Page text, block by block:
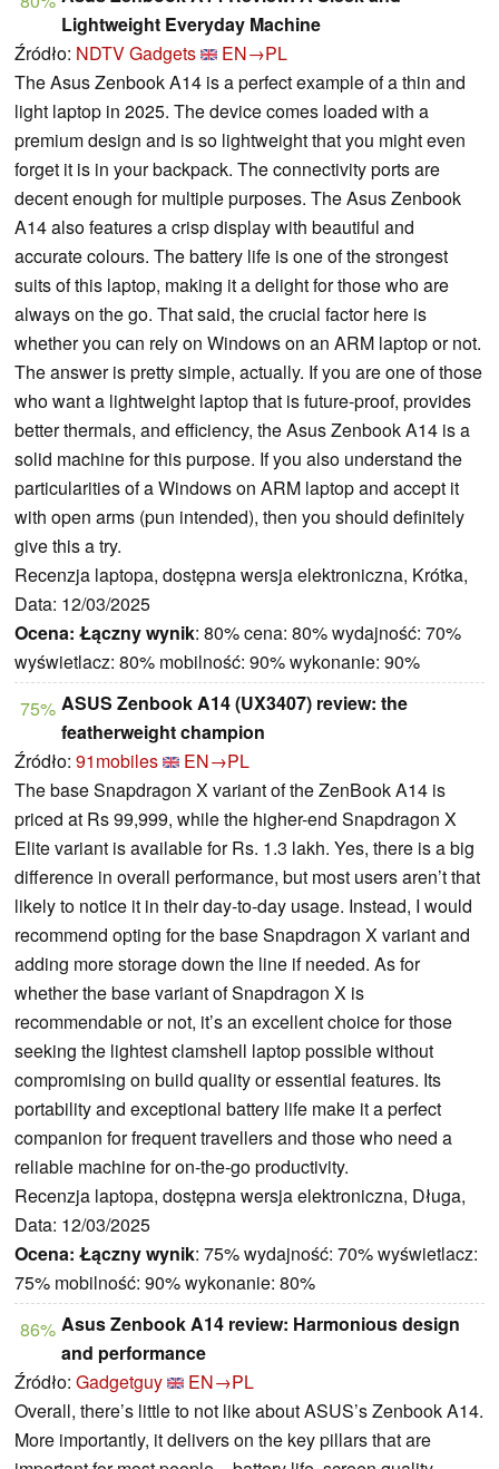
Lightweight Everyday Machine
Źródło: NDTV Gadgets
EN→PL
The Asus Zenbook A14 is a perfect example of a thin and
light laptop in 2025. The device comes loaded with a
premium design and is so lightweight that you might even
forget it is in your backpack. The connectivity ports are
decent enough for multiple purposes. The Asus Zenbook
A14 also features a crisp display with beautiful and
accurate colours. The battery life is one of the strongest
suits of this laptop, making it a delight for those who are
always on the go. That said, the crucial factor here is
whether you can rely on Windows on an ARM laptop or not.
The answer is pretty simple, actually. If you are one of those
who want a lightweight laptop that is future-proof, provides
better thermals, and efficiency, the Asus Zenbook A14 is a
solid machine for this purpose. If you also understand the
particularities of a Windows on ARM laptop and accept it
with open arms (pun intended), then you should definitely
give this a try.
Recenzja laptopa, dostępna wersja elektroniczna, Krótka,
Data: 12/03/2025
Ocena: Łączny wynik: 80% cena: 80% wydajność: 70%
wyświetlacz: 80% mobilność: 90% wykonanie: 90%
75% ASUS Zenbook A14 (UX3407) review: the
featherweight champion
Źródło: 91mobiles
EN→PL
The base Snapdragon X variant of the ZenBook A14 is
priced at Rs 99,999, while the higher-end Snapdragon X
Elite variant is available for Rs. 1.3 lakh. Yes, there is a big
difference in overall performance, but most users aren’t that
likely to notice it in their day-to-day usage. Instead, I would
recommend opting for the base Snapdragon X variant and
adding more storage down the line if needed. As for
whether the base variant of Snapdragon X is
recommendable or not, it’s an excellent choice for those
seeking the lightest clamshell laptop possible without
compromising on build quality or essential features. Its
portability and exceptional battery life make it a perfect
companion for frequent travellers and those who need a
reliable machine for on-the-go productivity.
Recenzja laptopa, dostępna wersja elektroniczna, Długa,
Data: 12/03/2025
Ocena: Łączny wynik: 75% wydajność: 70% wyświetlacz:
75% mobilność: 90% wykonanie: 80%
86% Asus Zenbook A14 review: Harmonious design
and performance
Źródło: Gadgetguy
EN→PL
Overall, there’s little to not like about ASUS’s Zenbook A14.
More importantly, it delivers on the key pillars that are